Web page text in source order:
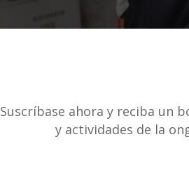
Suscríbase ahora y reciba un
y actividades de la